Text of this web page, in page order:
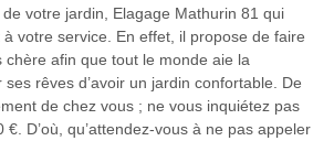
de votre jardin, Elagage Mathurin 81 qui
votre service. En effet, il propose de faire
chère afin que tout le monde aie la
rêves d’avoir un jardin confortable. De
de chez vous ; ne vous inquiétez pas
D’où, qu’attendez-vous à ne pas appeler